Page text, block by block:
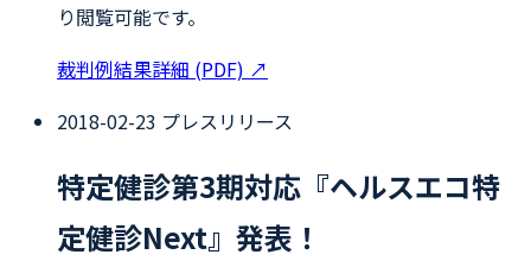
り閲覧可能です。
裁判例結果詳細 (PDF) ↗
2018-02-23 プレスリリース
特定健診第3期対応『ヘルスエコ特
定健診Next』発表！